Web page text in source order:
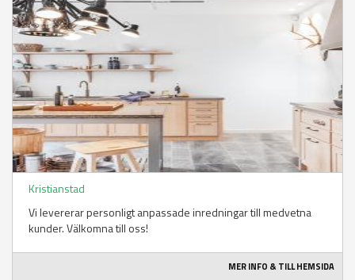
Kristianstad
Vi levererar personligt anpassade inredningar till medvetna
kunder. Välkomna till oss!
MER INFO & TILL HEMSIDA